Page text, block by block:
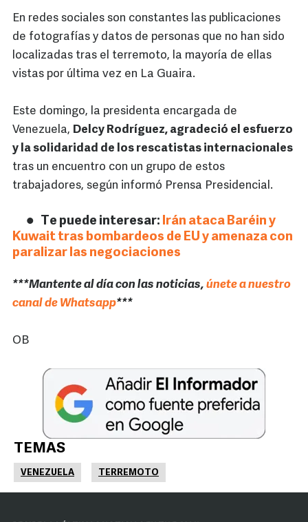
En redes sociales son constantes las publicaciones
de fotografías y datos de personas que no han sido
localizadas tras el terremoto, la mayoría de ellas
vistas por última vez en La Guaira.
Este domingo, la presidenta encargada de
Venezuela, Delcy Rodríguez, agradeció el esfuerzo
y la solidaridad de los rescatistas internacionales
tras un encuentro con un grupo de estos
trabajadores, según informó Prensa Presidencial.
Te puede interesar: Irán ataca Baréin y
Kuwait tras bombardeos de EU y amenaza con
paralizar las negociaciones
***Mantente al día con las noticias, únete a nuestro
canal de Whatsapp***
OB
TEMAS
VENEZUELA TERREMOTO